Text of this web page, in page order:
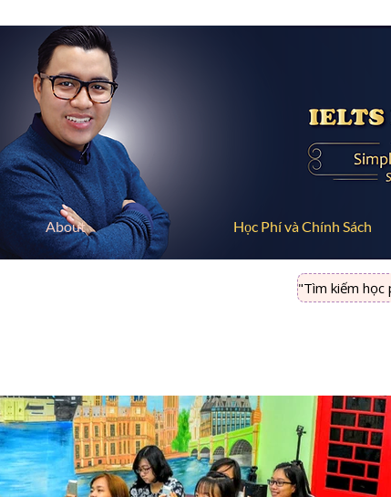
About Học Phí và Chính Sách
"Tìm kiếm học